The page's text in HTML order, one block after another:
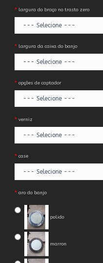
largura do braço no trasto zero
largura da caixa do banjo
opções de captador
verniz
case
aro do banjo
polido
marron